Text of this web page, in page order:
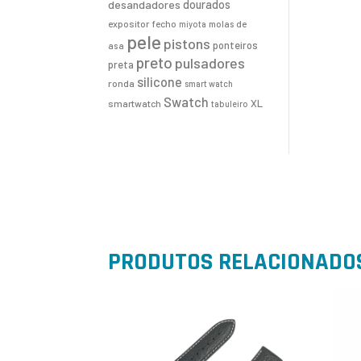
desandadores dourados
expositor fecho miyota molas de
asa pele pistons ponteiros
preta preto pulsadores
ronda silicone smart watch
smartwatch Swatch tabuleiro XL
PRODUTOS